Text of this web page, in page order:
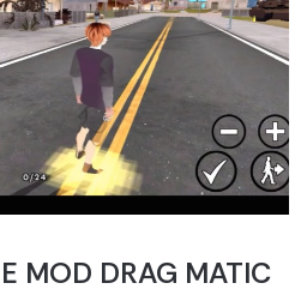
MOD DRAG MATIC